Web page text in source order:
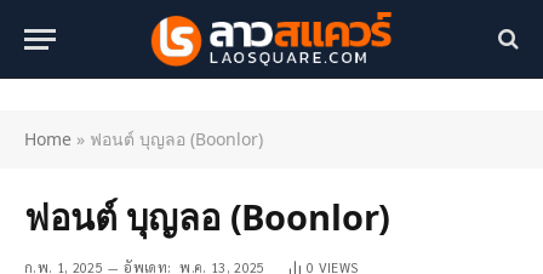
Home » ฟอนต์ บุญลอ (Boonlor)
ฟอนต์ บุญลอ (Boonlor)
ก.พ. 1, 2025 อัพเดท: พ.ค. 13, 2025 0 VIEWS